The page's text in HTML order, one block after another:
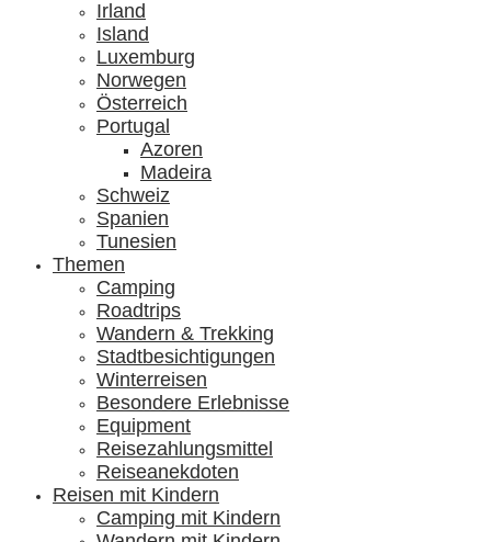
Irland
Island
Luxemburg
Norwegen
Österreich
Portugal
Azoren
Madeira
Schweiz
Spanien
Tunesien
Themen
Camping
Roadtrips
Wandern & Trekking
Stadtbesichtigungen
Winterreisen
Besondere Erlebnisse
Equipment
Reisezahlungsmittel
Reiseanekdoten
Reisen mit Kindern
Camping mit Kindern